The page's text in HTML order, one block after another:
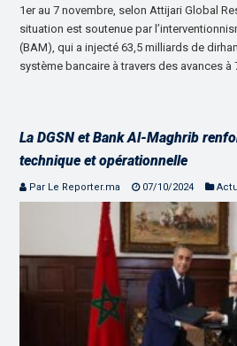
1er au 7 novembre, selon Attijari Global
situation est soutenue par
(BAM), qui a injecté 63,5 milliards de
système bancaire à travers des avances à
La DGSN et Bank Al-Maghrib
technique et opérationnelle
Par Le Reporter.ma 07/10/2024